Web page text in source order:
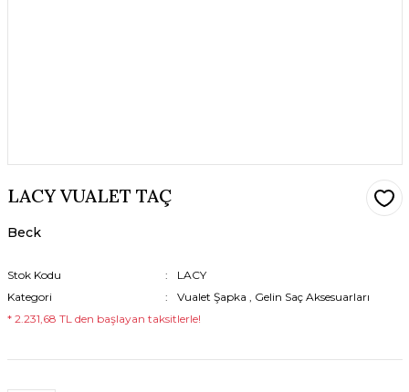
LACY VUALET TAÇ
Beck
Stok Kodu
LACY
Kategori
Vualet Şapka , Gelin Saç Aksesuarları
* 2.231,68 TL den başlayan taksitlerle!